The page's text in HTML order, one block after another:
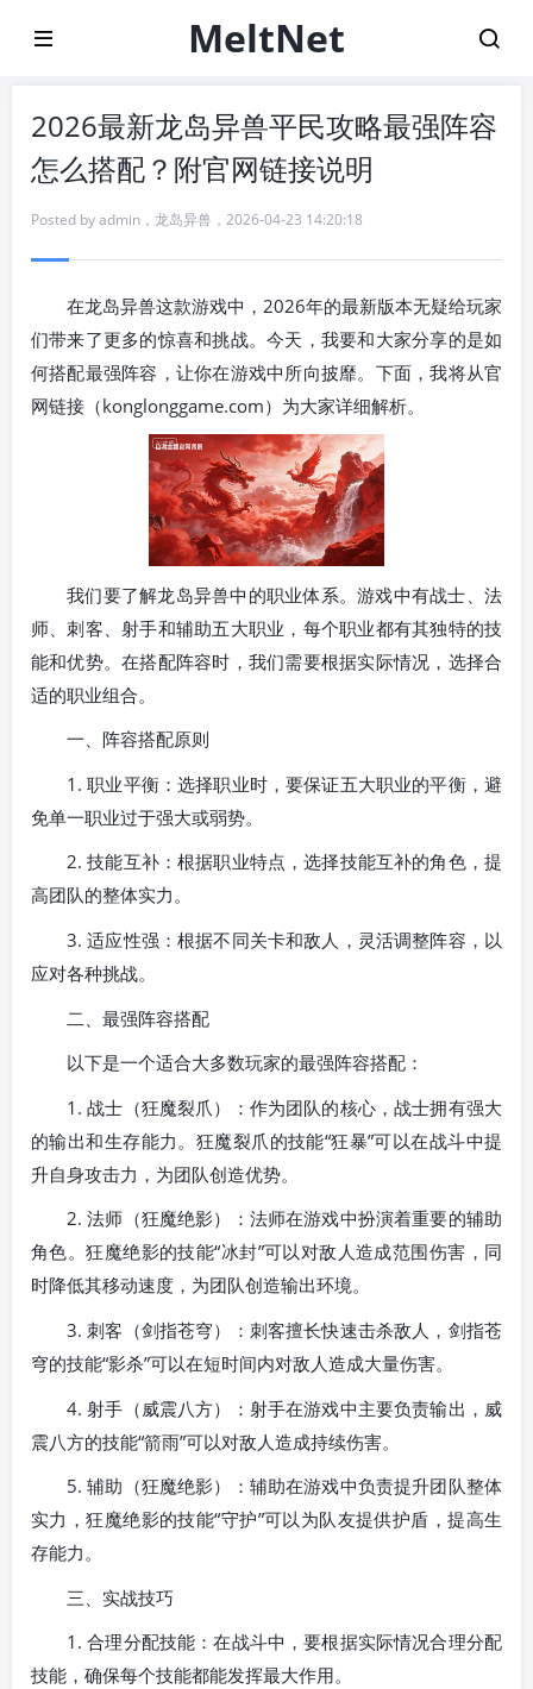
MeltNet
2026最新龙岛异兽平民攻略最强阵容
怎么搭配？附官网链接说明
Posted byadmin ， 龙岛异兽 ， 2026-04-23 14:20:18
在龙岛异兽这款游戏中，2026年的最新版本无疑给玩家
们带来了更多的惊喜和挑战。今天，我要和大家分享的是如
何搭配最强阵容，让你在游戏中所向披靡。下面，我将从官
网链接（konglonggame.com）为大家详细解析。
我们要了解龙岛异兽中的职业体系。游戏中有战士、法
师、刺客、射手和辅助五大职业，每个职业都有其独特的技
能和优势。在搭配阵容时，我们需要根据实际情况，选择合
适的职业组合。
一、阵容搭配原则
1. 职业平衡：选择职业时，要保证五大职业的平衡，避
免单一职业过于强大或弱势。
2. 技能互补：根据职业特点，选择技能互补的角色，提
高团队的整体实力。
3. 适应性强：根据不同关卡和敌人，灵活调整阵容，以
应对各种挑战。
二、最强阵容搭配
以下是一个适合大多数玩家的最强阵容搭配：
1. 战士（狂魔裂爪）：作为团队的核心，战士拥有强大
的输出和生存能力。狂魔裂爪的技能“狂暴”可以在战斗中提
升自身攻击力，为团队创造优势。
2. 法师（狂魔绝影）：法师在游戏中扮演着重要的辅助
角色。狂魔绝影的技能“冰封”可以对敌人造成范围伤害，同
时降低其移动速度，为团队创造输出环境。
3. 刺客（剑指苍穹）：刺客擅长快速击杀敌人，剑指苍
穹的技能“影杀”可以在短时间内对敌人造成大量伤害。
4. 射手（威震八方）：射手在游戏中主要负责输出，威
震八方的技能“箭雨”可以对敌人造成持续伤害。
5. 辅助（狂魔绝影）：辅助在游戏中负责提升团队整体
实力，狂魔绝影的技能“守护”可以为队友提供护盾，提高生
存能力。
三、实战技巧
1. 合理分配技能：在战斗中，要根据实际情况合理分配
技能，确保每个技能都能发挥最大作用。